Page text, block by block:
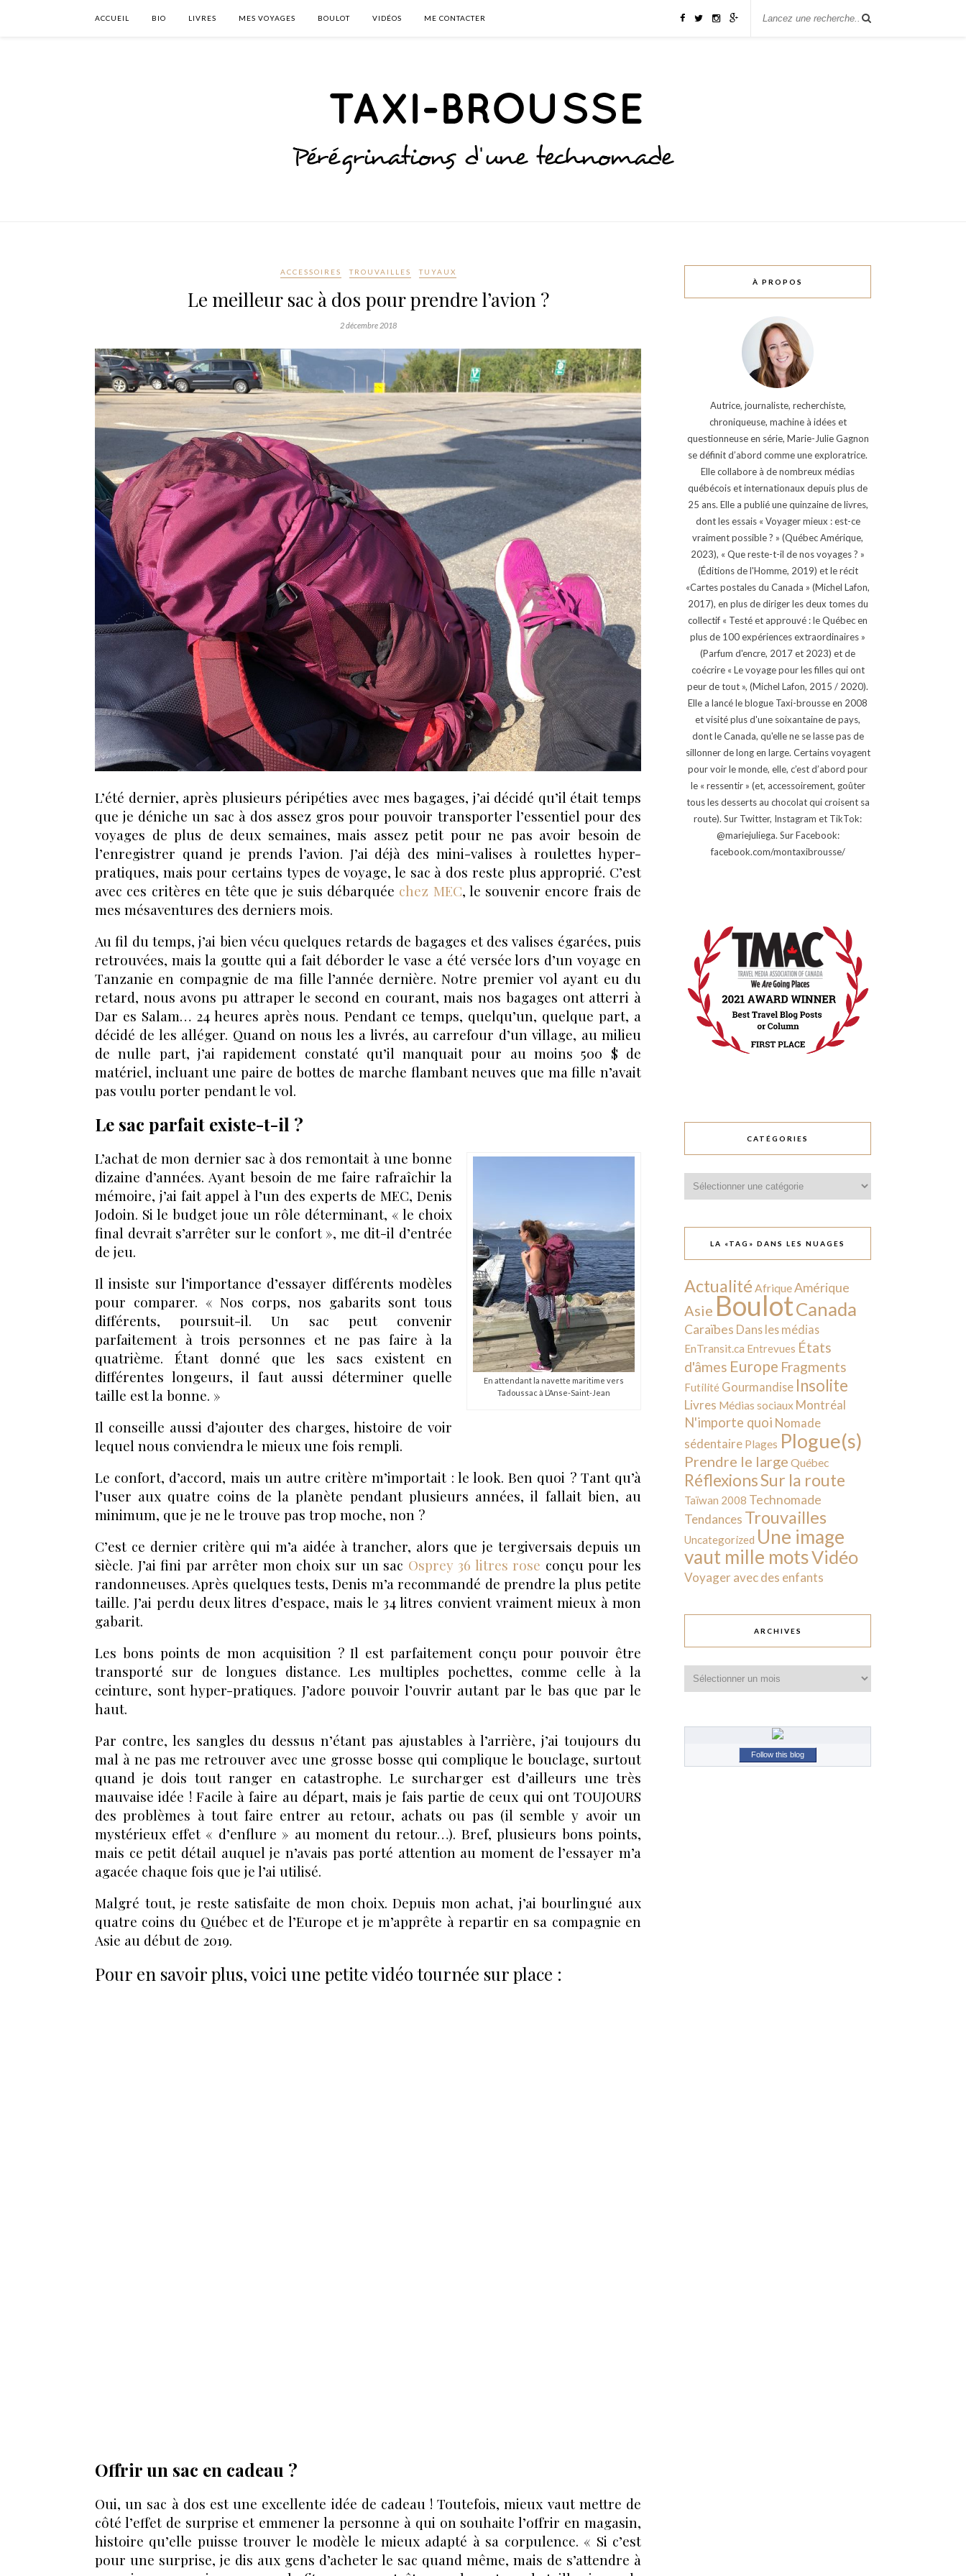
ACCUEIL BIO LIVRES MES VOYAGES BOULOT VIDÉOS ME CONTACTER
ACCESSOIRES TROUVAILLES TUYAUX
Le meilleur sac à dos pour prendre l’avion ?
2 décembre 2018
L’été dernier, après plusieurs péripéties avec mes bagages, j’ai décidé qu’il était temps
que je déniche un sac à dos assez gros pour pouvoir transporter l’essentiel pour des
voyages de plus de deux semaines, mais assez petit pour ne pas avoir besoin de
l’enregistrer quand je prends l’avion. J’ai déjà des mini-valises à roulettes hyper-
pratiques, mais pour certains types de voyage, le sac à dos reste plus approprié. C’est
avec ces critères en tête que je suis débarquée chez MEC, le souvenir encore frais de
mes mésaventures des derniers mois.
Au fil du temps, j’ai bien vécu quelques retards de bagages et des valises égarées, puis
retrouvées, mais la goutte qui a fait déborder le vase a été versée lors d’un voyage en
Tanzanie en compagnie de ma fille l’année dernière. Notre premier vol ayant eu du
retard, nous avons pu attraper le second en courant, mais nos bagages ont atterri à
Dar es Salam… 24 heures après nous. Pendant ce temps, quelqu’un, quelque part, a
décidé de les alléger. Quand on nous les a livrés, au carrefour d’un village, au milieu
de nulle part, j’ai rapidement constaté qu’il manquait pour au moins 500 $ de
matériel, incluant une paire de bottes de marche flambant neuves que ma fille n’avait
pas voulu porter pendant le vol.
Le sac parfait existe-t-il ?
En attendant la navette maritime vers
Tadoussac à L’Anse-Saint-Jean
L’achat de mon dernier sac à dos remontait à une bonne
dizaine d’années. Ayant besoin de me faire rafraîchir la
mémoire, j’ai fait appel à l’un des experts de MEC, Denis
Jodoin. Si le budget joue un rôle déterminant, « le choix
final devrait s’arrêter sur le confort », me dit-il d’entrée
de jeu.
Il insiste sur l’importance d’essayer différents modèles
pour comparer. « Nos corps, nos gabarits sont tous
différents, poursuit-il. Un sac peut convenir
parfaitement à trois personnes et ne pas faire à la
quatrième. Étant donné que les sacs existent en
différentes longeurs, il faut aussi déterminer quelle
taille est la bonne. »
Il conseille aussi d’ajouter des charges, histoire de voir
lequel nous conviendra le mieux une fois rempli.
Le confort, d’accord, mais un autre critère m’importait : le look. Ben quoi ? Tant qu’à
l’user aux quatre coins de la planète pendant plusieurs années, il fallait bien, au
minimum, que je ne le trouve pas trop moche, non ?
C’est ce dernier critère qui m’a aidée à trancher, alors que je tergiversais depuis un
siècle. J’ai fini par arrêter mon choix sur un sac Osprey 36 litres rose conçu pour les
randonneuses. Après quelques tests, Denis m’a recommandé de prendre la plus petite
taille. J’ai perdu deux litres d’espace, mais le 34 litres convient vraiment mieux à mon
gabarit.
Les bons points de mon acquisition ? Il est parfaitement conçu pour pouvoir être
transporté sur de longues distance. Les multiples pochettes, comme celle à la
ceinture, sont hyper-pratiques. J’adore pouvoir l’ouvrir autant par le bas que par le
haut.
Par contre, les sangles du dessus n’étant pas ajustables à l’arrière, j’ai toujours du
mal à ne pas me retrouver avec une grosse bosse qui complique le bouclage, surtout
quand je dois tout ranger en catastrophe. Le surcharger est d’ailleurs une très
mauvaise idée ! Facile à faire au départ, mais je fais partie de ceux qui ont TOUJOURS
des problèmes à tout faire entrer au retour, achats ou pas (il semble y avoir un
mystérieux effet « d’enflure » au moment du retour…). Bref, plusieurs bons points,
mais ce petit détail auquel je n’avais pas porté attention au moment de l’essayer m’a
agacée chaque fois que je l’ai utilisé.
Malgré tout, je reste satisfaite de mon choix. Depuis mon achat, j’ai bourlingué aux
quatre coins du Québec et de l’Europe et je m’apprête à repartir en sa compagnie en
Asie au début de 2019.
Pour en savoir plus, voici une petite vidéo tournée sur place :
Offrir un sac en cadeau ?
Oui, un sac à dos est une excellente idée de cadeau ! Toutefois, mieux vaut mettre de
côté l’effet de surprise et emmener la personne à qui on souhaite l’offrir en magasin,
histoire qu’elle puisse trouver le modèle le mieux adapté à sa corpulence. « Si c’est
pour une surprise, je dis aux gens d’acheter le sac quand même, mais de s’attendre à
À PROPOS
Autrice, journaliste, recherchiste,
chroniqueuse, machine à idées et
questionneuse en série, Marie-Julie Gagnon
se définit d’abord comme une exploratrice.
Elle collabore à de nombreux médias
québécois et internationaux depuis plus de
25 ans. Elle a publié une quinzaine de livres,
dont les essais « Voyager mieux : est-ce
vraiment possible ? » (Québec Amérique,
2023), « Que reste-t-il de nos voyages ? »
(Éditions de l'Homme, 2019) et le récit
«Cartes postales du Canada » (Michel Lafon,
2017), en plus de diriger les deux tomes du
collectif « Testé et approuvé : le Québec en
plus de 100 expériences extraordinaires »
(Parfum d'encre, 2017 et 2023) et de
coécrire « Le voyage pour les filles qui ont
peur de tout », (Michel Lafon, 2015 / 2020).
Elle a lancé le blogue Taxi-brousse en 2008
et visité plus d'une soixantaine de pays,
dont le Canada, qu'elle ne se lasse pas de
sillonner de long en large. Certains voyagent
pour voir le monde, elle, c’est d’abord pour
le « ressentir » (et, accessoirement, goûter
tous les desserts au chocolat qui croisent sa
route). Sur Twitter, Instagram et TikTok:
@mariejuliega. Sur Facebook:
facebook.com/montaxibrousse/
CATÉGORIES
LA «TAG» DANS LES NUAGES
Actualité AfriqueAmérique
Asie BoulotCanada
Caraïbes Dans les médias
EnTransit.ca Entrevues États
d'âmes Europe Fragments
Futilité Gourmandise Insolite
Livres Médias sociaux Montréal
N'importe quoi Nomade
sédentaire Plages Plogue(s)
Prendre le large Québec
RéflexionsSur la route
Taïwan 2008 Technomade
Tendances Trouvailles
Uncategorized Une image
vaut mille motsVidéo
Voyager avec des enfants
ARCHIVES
Follow this blog